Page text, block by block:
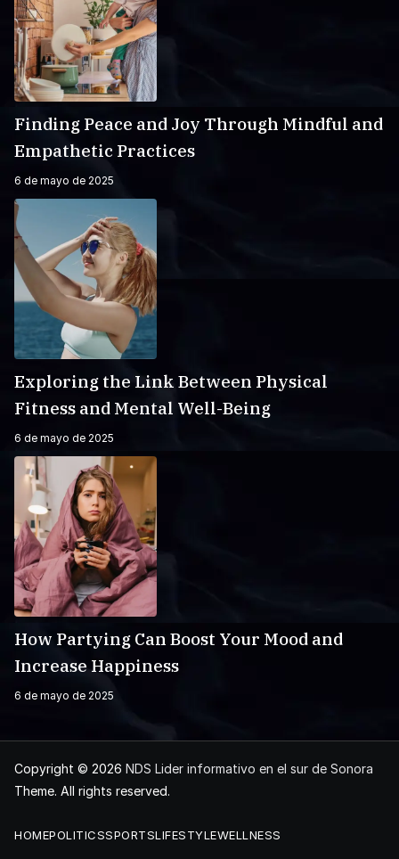
Finding Peace and Joy Through Mindful and
Empathetic Practices
6 de mayo de 2025
Exploring the Link Between Physical
Fitness and Mental Well-Being
6 de mayo de 2025
How Partying Can Boost Your Mood and
Increase Happiness
6 de mayo de 2025
Copyright © 2026 NDS Lider informativo en el sur de Sonora
Theme. All rights reserved.
HOMEPOLITICSSPORTSLIFESTYLEWELLNESS